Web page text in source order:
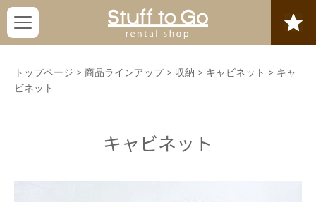
トップページ > 商品ラインアップ > 収納 > キャビネット > キャ
ビネット
キャビネット